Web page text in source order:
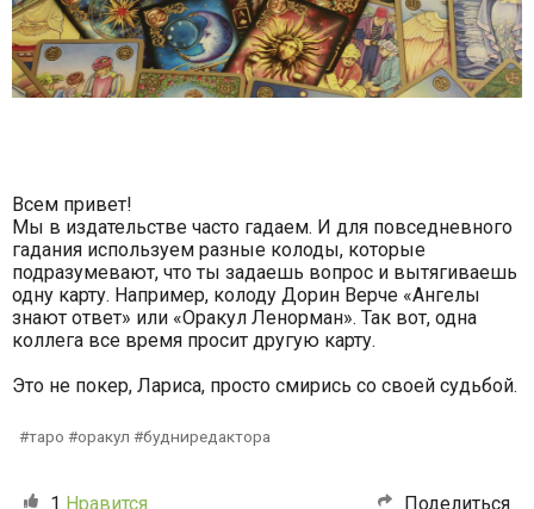
Всем привет!
Мы в издательстве часто гадаем. И для повседневного
гадания используем разные колоды, которые
подразумевают, что ты задаешь вопрос и вытягиваешь
одну карту. Например, колоду Дорин Верче «Ангелы
знают ответ» или «Оракул Ленорман». Так вот, одна
коллега все время просит другую карту.
Это не покер, Лариса, просто смирись со своей судьбой.
таро #оракул #будниредактора
1 Нравится Поделиться